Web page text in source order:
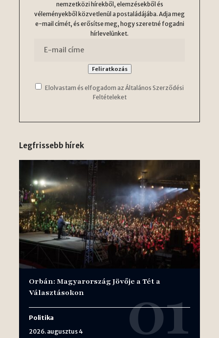
nemzetközi hírekből, elemzésekből és
véleményekből közvetlenül a postaládájába. Adja meg
e-mail címét, és erősítse meg, hogy szeretné fogadni
hírlevelünket.
Elolvastam és elfogadom az Általános Szerződési
Feltételeket
Legfrissebb hírek
Orbán: Magyarország Jövője a Tét a
Választásokon
Politika
2026. augusztus 4